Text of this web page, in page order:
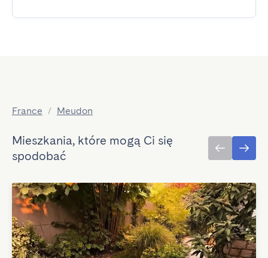
France / Meudon
Mieszkania, które mogą Ci się
spodobać